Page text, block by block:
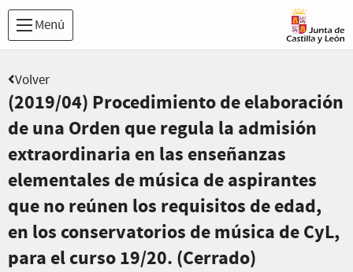
Menú
Volver
(2019/04) Procedimiento de elaboración
de una Orden que regula la admisión
extraordinaria en las enseñanzas
elementales de música de aspirantes
que no reúnen los requisitos de edad,
en los conservatorios de música de CyL,
para el curso 19/20. (Cerrado)